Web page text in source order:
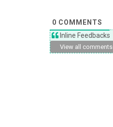
0 COMMENTS
Inline Feedbacks
View all comments